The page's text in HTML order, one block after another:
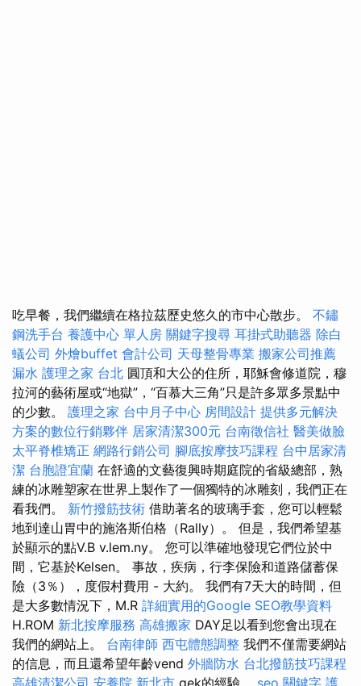
吃早餐，我們繼續在格拉茲歷史悠久的市中心散步。 不鏽
鋼洗手台 養護中心 單人房 關鍵字搜尋 耳掛式助聽器 除白
蟻公司 外燴buffet 會計公司 天母整骨專業 搬家公司推薦
漏水 護理之家 台北 圓頂和大公的住所，耶穌會修道院，穆
拉河的藝術屋或“地獄”，“百慕大三角”只是許多眾多景點中
的少數。 護理之家 台中月子中心 房間設計 提供多元解決
方案的數位行銷夥伴 居家清潔300元 台南徵信社 醫美做臉
太平脊椎矯正 網路行銷公司 腳底按摩技巧課程 台中居家清
潔 台胞證宜蘭 在舒適的文藝復興時期庭院的省級總部，熟
練的冰雕塑家在世界上製作了一個獨特的冰雕刻，我們正在
看我們。 新竹撥筋技術 借助著名的玻璃手套，您可以輕鬆
地到達山胃中的施洛斯伯格（Rally）。 但是，我們希望基
於顯示的點V.B v.lem.ny。 您可以準確地發現它們位於中
間，它基於Kelsen。 事故，疾病，行李保險和道路儲蓄保
險（3％），度假村費用 - 大約。 我們有7天大的時間，但
是大多數情況下，M.R 詳細實用的Google SEO教學資料
H.ROM 新北按摩服務 高雄搬家 DAY足以看到您會出現在
我們的網站上。 台南律師 西屯體態調整 我們不僅需要網站
的信息，而且還希望年齡vend 外牆防水 台北撥筋技巧課程
高雄清潔公司 安養院 新北市 gek的經驗。 seo 關鍵字 護